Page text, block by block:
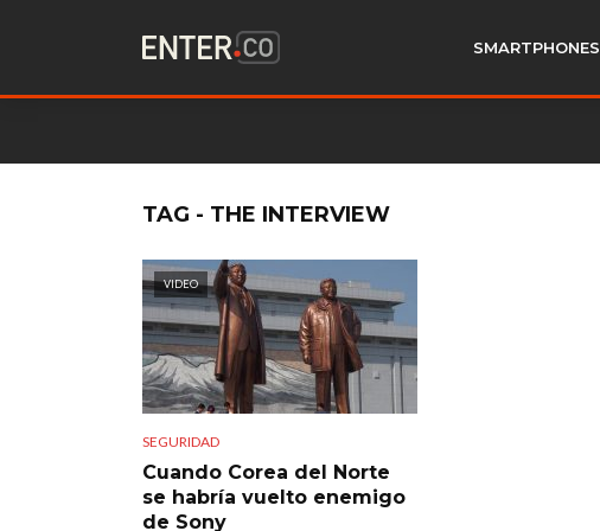
SMARTPHONES
TAG - THE INTERVIEW
VIDEO
SEGURIDAD
Cuando Corea del Norte
se habría vuelto enemigo
de Sony